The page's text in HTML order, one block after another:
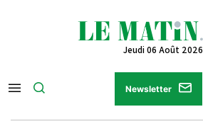
Jeudi 06 Août 2026
Newsletter